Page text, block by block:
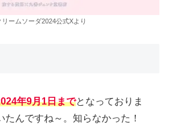
リームソーダ2024公式Xより
年9月1日までとなっておりま
んですね～。知らなかった！